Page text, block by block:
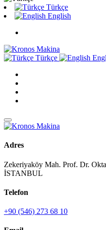
Türkçe
English
Türkçe
Adres
Zekeriyaköy Mah. Prof. Dr.
İSTANBUL
Telefon
+90 (546) 273 68 10